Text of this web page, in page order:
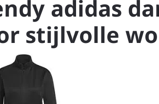
adidas
stijlvolle